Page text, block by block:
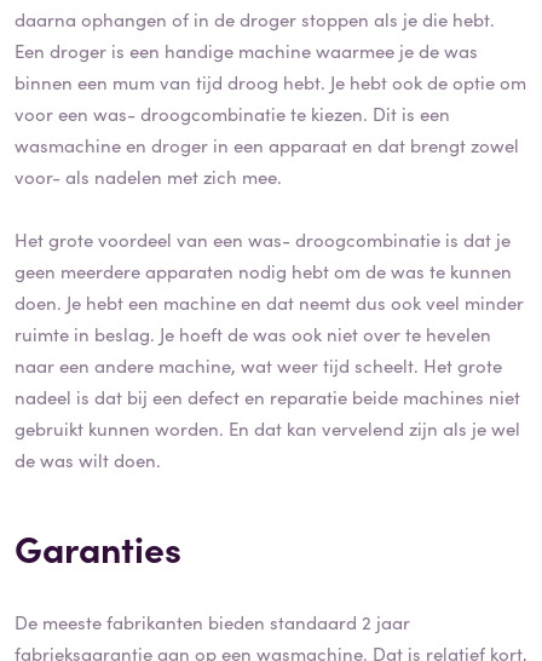
daarna ophangen of in de droger stoppen als je die hebt.
Een droger is een handige machine waarmee je de was
binnen een mum van tijd droog hebt. Je hebt ook de optie om
voor een was- droogcombinatie te kiezen. Dit is een
wasmachine en droger in een apparaat en dat brengt zowel
voor- als nadelen met zich mee.
Het grote voordeel van een was- droogcombinatie is dat je
geen meerdere apparaten nodig hebt om de was te kunnen
doen. Je hebt een machine en dat neemt dus ook veel minder
ruimte in beslag. Je hoeft de was ook niet over te hevelen
naar een andere machine, wat weer tijd scheelt. Het grote
nadeel is dat bij een defect en reparatie beide machines niet
gebruikt kunnen worden. En dat kan vervelend zijn als je wel
de was wilt doen.
Garanties
De meeste fabrikanten bieden standaard 2 jaar
fabrieksgarantie aan op een wasmachine. Dat is relatief kort,